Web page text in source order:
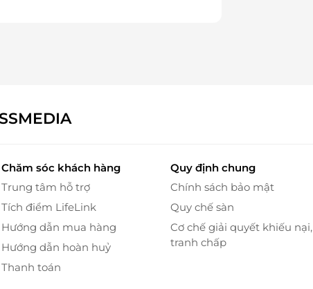
Chăm sóc khách hàng
Trung tâm hỗ trợ
Tích điểm LifeLink
Hướng dẫn mua hàng
Hướng dẫn hoàn huỷ
Thanh toán
Quy định chung
Chính sách bảo mật
Quy chế sàn
Cơ chế giải quyết khiếu nại,
tranh chấp